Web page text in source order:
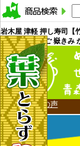
岩木屋 津軽 押し寿司
便] - 青森りんご 嶽きみ
お客様の声